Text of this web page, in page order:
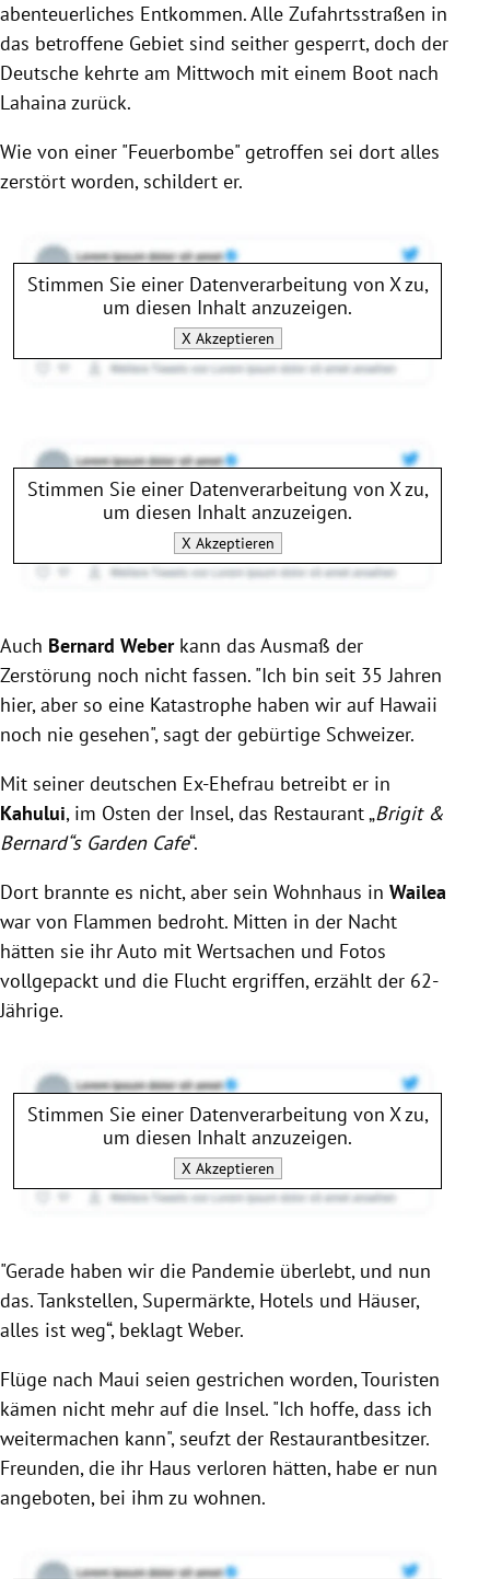
abenteuerliches Entkommen. Alle Zufahrtsstraßen in
das betroffene Gebiet sind seither gesperrt, doch der
Deutsche kehrte am Mittwoch mit einem Boot nach
Lahaina zurück.
Wie von einer "Feuerbombe" getroffen sei dort alles
zerstört worden, schildert er.
Stimmen Sie einer Datenverarbeitung von Xzu,
um diesen Inhalt anzuzeigen.
X Akzeptieren
Stimmen Sie einer Datenverarbeitung von Xzu,
um diesen Inhalt anzuzeigen.
X Akzeptieren
Auch Bernard Weber kann das Ausmaß der
Zerstörung noch nicht fassen. "Ich bin seit 35 Jahren
hier, aber so eine Katastrophe haben wir auf Hawaii
noch nie gesehen", sagt der gebürtige Schweizer.
Mit seiner deutschen Ex-Ehefrau betreibt er in
Kahului, im Osten der Insel, das Restaurant „Brigit &
Bernard“s Garden Cafe“.
Dort brannte es nicht, aber sein Wohnhaus in Wailea
war von Flammen bedroht. Mitten in der Nacht
hätten sie ihr Auto mit Wertsachen und Fotos
vollgepackt und die Flucht ergriffen, erzählt der 62-
Jährige.
Stimmen Sie einer Datenverarbeitung von Xzu,
um diesen Inhalt anzuzeigen.
X Akzeptieren
"Gerade haben wir die Pandemie überlebt, und nun
das. Tankstellen, Supermärkte, Hotels und Häuser,
alles ist weg“, beklagt Weber.
Flüge nach Maui seien gestrichen worden, Touristen
kämen nicht mehr auf die Insel. "Ich hoffe, dass ich
weitermachen kann", seufzt der Restaurantbesitzer.
Freunden, die ihr Haus verloren hätten, habe er nun
angeboten, bei ihm zu wohnen.